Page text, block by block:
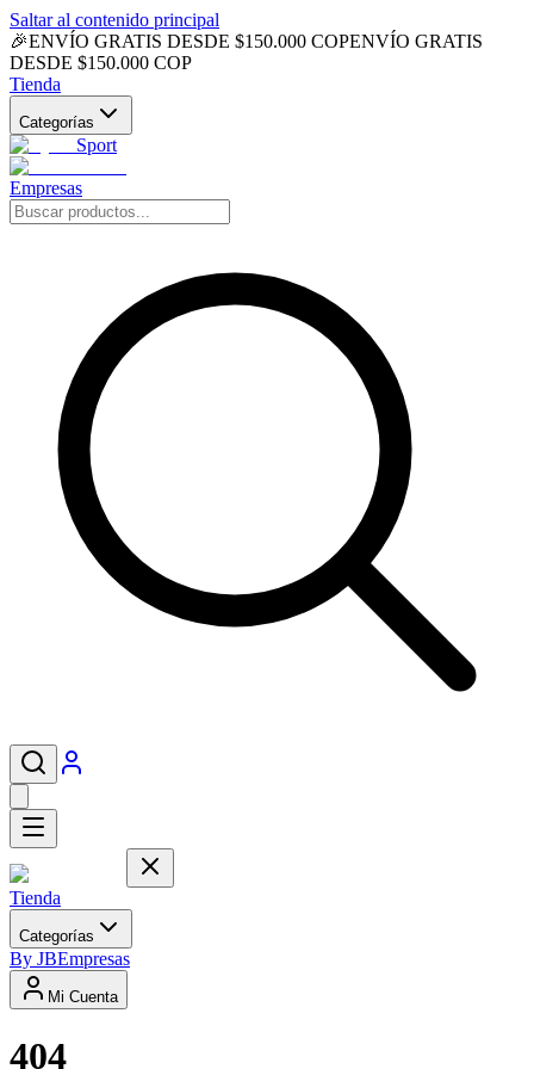
Saltar al contenido principal
🎉ENVÍO GRATIS DESDE $150.000 COPENVÍO GRATIS
DESDE $150.000 COP
Tienda
Categorías
Sport
Empresas
Tienda
Categorías
By JBEmpresas
Mi Cuenta
404